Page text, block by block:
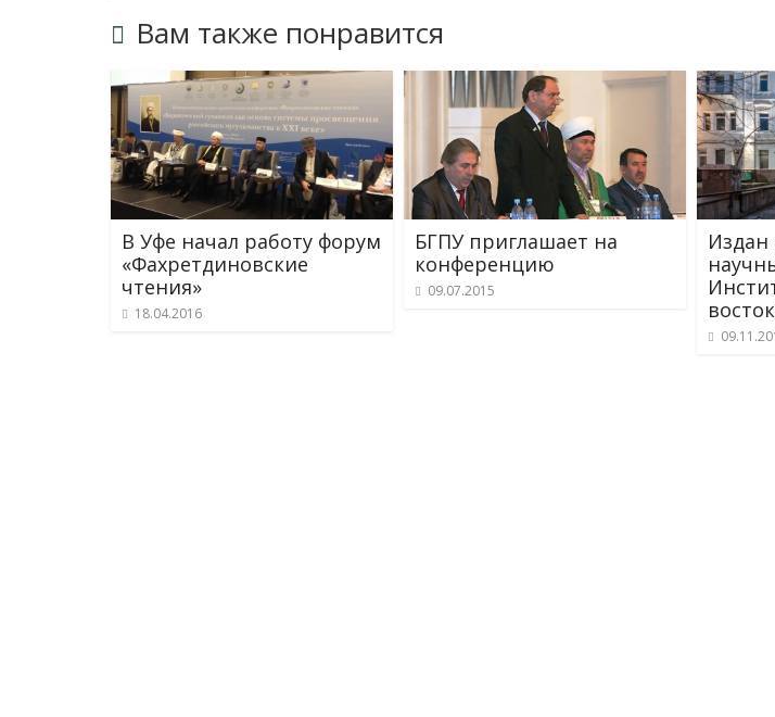
b
o
o
k
er o
kl
as
s
ni
ki
s
A
p
p
o
u
r
n
al
R
u
Вам также понравится
В Уфе начал работу форум
«Фахретдиновские
чтения»
18.04.2016
БГПУ приглашает на
конференцию
09.07.2015